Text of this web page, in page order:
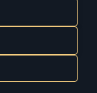
Logos und
Inhaber.